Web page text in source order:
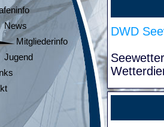
News
Mitgliederinfo
Jugend
DWD